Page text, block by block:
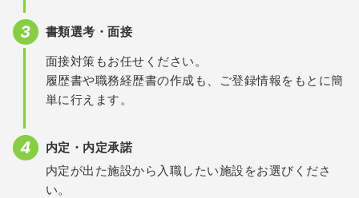
書類選考・面接
面接対策もお任せください。
履歴書や職務経歴書の作成も、ご登録情報をもとに簡
単に行えます。
内定・内定承諾
内定が出た施設から入職したい施設をお選びくださ
い。